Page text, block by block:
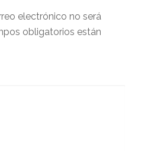
electrónico no será
obligatorios están